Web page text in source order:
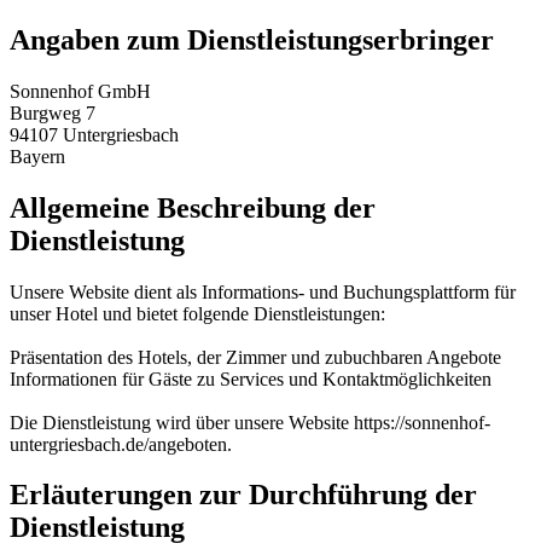
Angaben zum Dienstleistungserbringer
Sonnenhof GmbH
Burgweg 7
94107 Untergriesbach
Bayern
Allgemeine Beschreibung der
Dienstleistung
Unsere Website dient als Informations- und Buchungsplattform für
unser Hotel und bietet folgende Dienstleistungen:
Präsentation des Hotels, der Zimmer und zubuchbaren Angebote
Informationen für Gäste zu Services und Kontaktmöglichkeiten
Die Dienstleistung wird über unsere Website https://sonnenhof-
untergriesbach.de/angeboten.
Erläuterungen zur Durchführung der
Dienstleistung